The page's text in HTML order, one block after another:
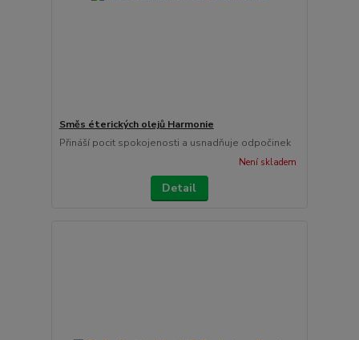
Směs éterických olejů Harmonie
Přináší pocit spokojenosti a usnadňuje odpočinek
Není skladem
Detail